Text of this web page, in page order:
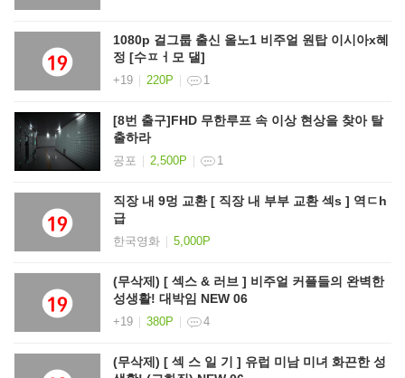
1080p 걸그룹 출신 올노1 비주얼 원탑 이시아x혜
정 [수ㅍㅓ모 댈]
+19 220P 1
[8번 출구]FHD 무한루프 속 이상 현상을 찾아 탈
출하라
공포 2,500P 1
직장 내 9멍 교환 [ 직장 내 부부 교환 섹s ] 역ㄷh
급
한국영화 5,000P
(무삭제) [ 섹스 & 러브 ] 비주얼 커플들의 완벽한
성생활! 대박임 NEW 06
+19 380P 4
(무삭제) [ 섹 스 일 기 ] 유럽 미남 미녀 화끈한 성